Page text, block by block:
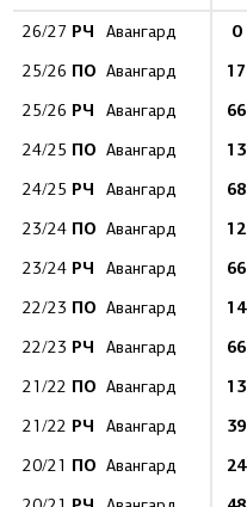
26/27 РЧ Авангард 0
25/26 ПО Авангард 17
25/26 РЧ Авангард 66
24/25 ПО Авангард 13
24/25 РЧ Авангард 68
23/24 ПО Авангард 12
23/24 РЧ Авангард 66
22/23 ПО Авангард 14
22/23 РЧ Авангард 66
21/22 ПО Авангард 13
21/22 РЧ Авангард 39
20/21 ПО Авангард 24